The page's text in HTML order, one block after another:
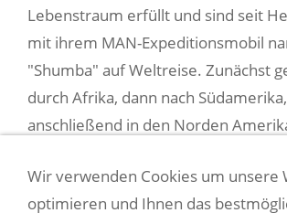
Lebenstraum erfüllt und sind seit
mit ihrem MAN-Expeditionsmobil
"Shumba" auf Weltreise. Zunächst
durch Afrika, dann nach Südamerika,
anschließend in den Norden
sehr interessante Seite mit vielen
Berichten und Bildern. Verfolgen
Wir verwenden Cookies um unsere
optimieren und Ihnen das